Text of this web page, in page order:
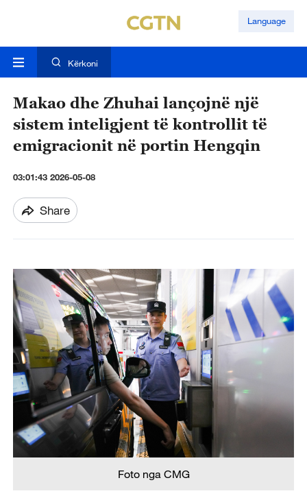
Language
Kërkoni
Makao dhe Zhuhai lançojnë një
sistem inteligjent të kontrollit të
emigracionit në portin Hengqin
03:01:43 2026-05-08
Share
Foto nga CMG